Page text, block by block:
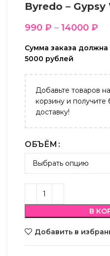
Byredo – Gypsy
990 ₽ – 14000 ₽
Сумма заказа
5000 рублей
Добавьте товаров
корзину и получите
доставку!
ОБЪЁМ
В
Добавить в